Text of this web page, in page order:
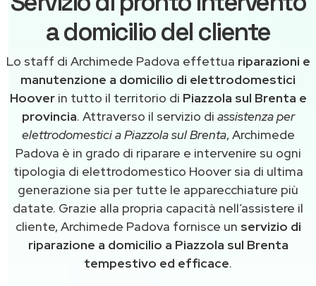
a domicilio del cliente
Lo staff di Archimede Padova effettua riparazioni e
manutenzione a domicilio di elettrodomestici
Hooverin tutto il territorio di Piazzola sul Brenta e
provincia. Attraverso il servizio di assistenza per
elettrodomestici a Piazzola sul Brenta, Archimede
Padova è in grado di riparare e intervenire su ogni
tipologia di elettrodomestico Hoover sia di ultima
generazione sia per tutte le apparecchiature più
datate. Grazie alla propria capacità nell’assistere il
cliente, Archimede Padova fornisce un servizio di
riparazione a domicilio a Piazzola sul Brenta
tempestivo ed efficace.